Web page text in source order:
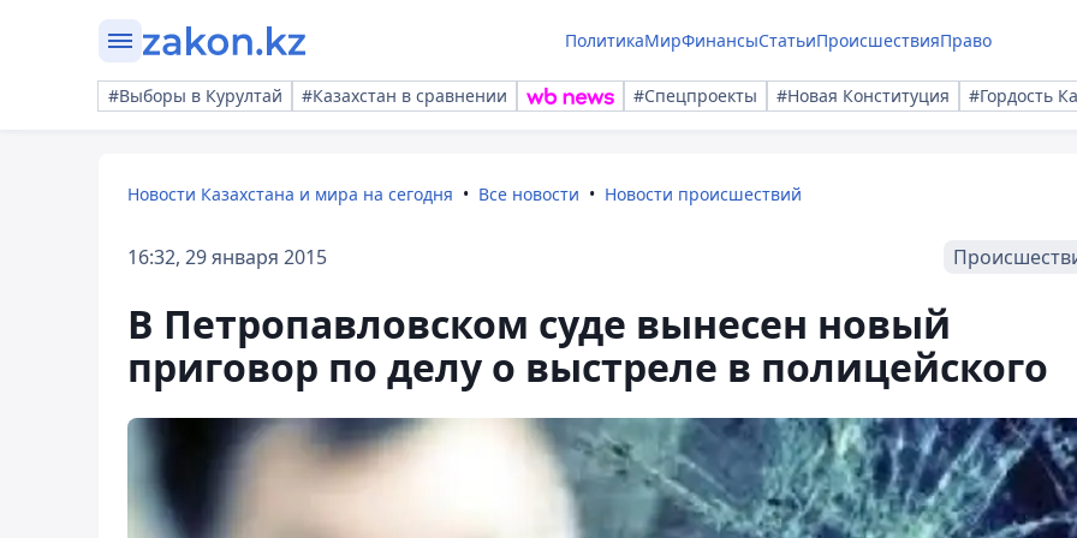
ПолитикаМирФинансыСтатьиПроисшествияПраво
#Выборы в Курултай #Казахстан в сравнении #Спецпроекты #Новая Конституция #Гордость
Новости Казахстана и мира на сегодня Все новости Новости происшествий
16:32, 29 января 2015
В Петропавловском суде вынесен новый
приговор по делу о выстреле в полицейского